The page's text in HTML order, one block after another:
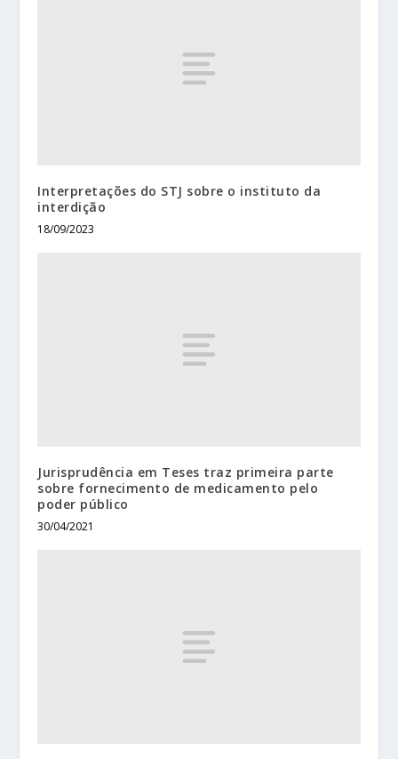
Interpretações do STJ sobre o instituto da
interdição
18/09/2023
Jurisprudência em Teses traz primeira parte
sobre fornecimento de medicamento pelo
poder público
30/04/2021